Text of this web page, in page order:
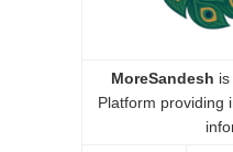
MoreSandesh
Platform providing